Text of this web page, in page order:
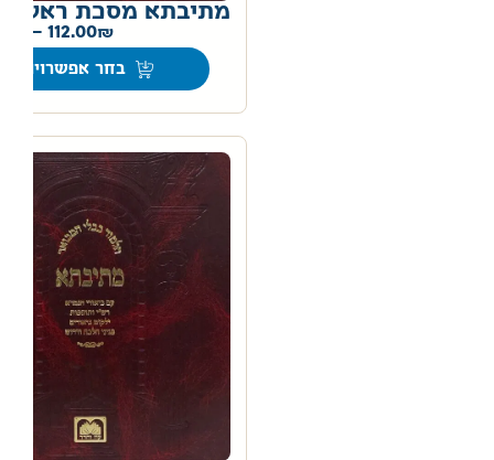
מתיבתא מסכת ראש
112.00
–
בחר אפשרויות